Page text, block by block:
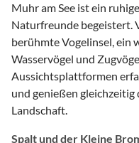
Muhr am See ist ein
Naturfreunde begeistert.
berühmte Vogelinsel, ein
Wasservögel und
Aussichtsplattformen
und genießen
Landschaft.
Spalt und der Kleine